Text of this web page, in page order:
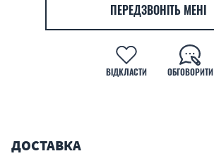
ПЕРЕДЗВОНІТЬ МЕНІ
ВІДКЛАСТИ ОБГОВОРИТИ
ДОСТАВКА